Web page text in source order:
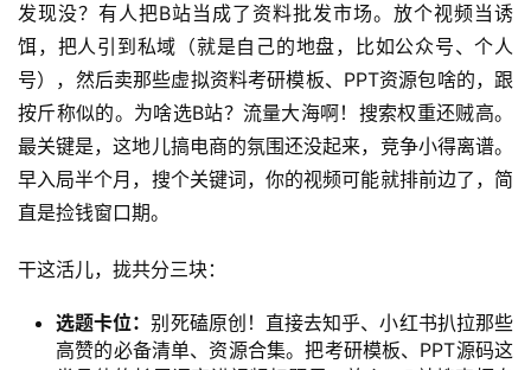
发现没？有人把B站当成了资料批发市场。放个视频当诱
饵，把人引到私域（就是自己的地盘，比如公众号、个人
号），然后卖那些虚拟资料考研模板、PPT资源包啥的，跟
按斤称似的。为啥选B站？流量大海啊！搜索权重还贼高。
最关键是，这地儿搞电商的氛围还没起来，竞争小得离谱。
早入局半个月，搜个关键词，你的视频可能就排前边了，简
直是捡钱窗口期。
干这活儿，拢共分三块：
选题卡位：别死磕原创！直接去知乎、小红书扒拉那些
高赞的必备清单、资源合集。把考研模板、PPT源码这